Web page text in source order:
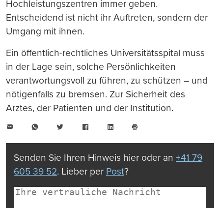
Hochleistungszentren immer geben.
Entscheidend ist nicht ihr Auftreten, sondern der
Umgang mit ihnen.
Ein öffentlich-rechtliches Universitätsspital muss
in der Lage sein, solche Persönlichkeiten
verantwortungsvoll zu führen, zu schützen – und
nötigenfalls zu bremsen. Zur Sicherheit des
Arztes, der Patienten und der Institution.
WhatsAppTwitter FacebookLinkedIn
drucken
Senden Sie Ihren Hinweis hier oder an +41 79
605 39 52. Lieber per Post?